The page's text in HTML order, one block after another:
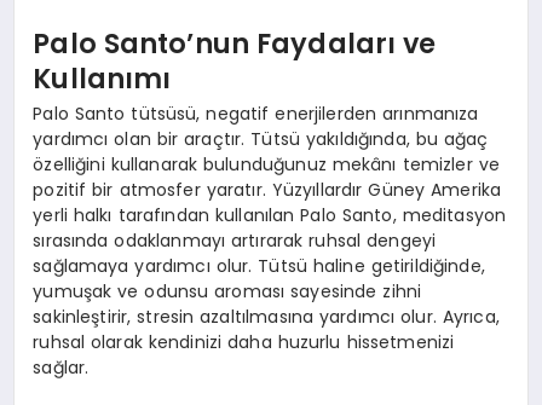
Palo Santo’nun Faydaları ve
Kullanımı
Palo Santo tütsüsü, negatif enerjilerden arınmanıza
yardımcı olan bir araçtır. Tütsü yakıldığında, bu ağaç
özelliğini kullanarak bulunduğunuz mekânı temizler ve
pozitif bir atmosfer yaratır. Yüzyıllardır Güney Amerika
yerli halkı tarafından kullanılan Palo Santo, meditasyon
sırasında odaklanmayı artırarak ruhsal dengeyi
sağlamaya yardımcı olur. Tütsü haline getirildiğinde,
yumuşak ve odunsu aroması sayesinde zihni
sakinleştirir, stresin azaltılmasına yardımcı olur. Ayrıca,
ruhsal olarak kendinizi daha huzurlu hissetmenizi
sağlar.